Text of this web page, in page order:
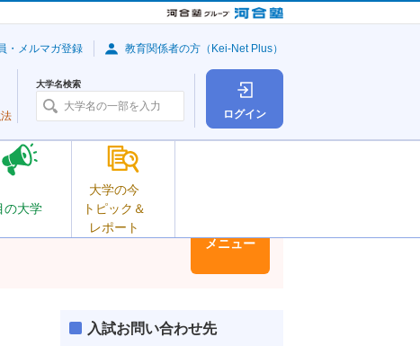
ログイン
の大学
大学の今
トピック＆
レポート
大学名検索
・メルマガ登録 教育関係者の方（Kei-Net Plus）
メニュー
入試お問い合わせ先